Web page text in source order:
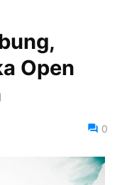
Open
0